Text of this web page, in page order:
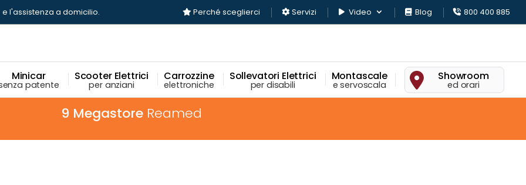
l'assistenza a domicilio. Perché sceglierci Servizi Video Blog 800 400 885
Minicar
patente
Scooter Elettrici
per anziani
Carrozzine
elettroniche
Sollevatori Elettrici
per disabili
Montascale
e servoscala
Showroom
ed orari
9 Megastore Reamed